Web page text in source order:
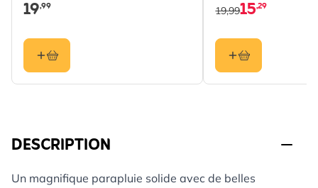
19,99 15,29
19,99
DESCRIPTION
Un magnifique parapluie solide avec de belles